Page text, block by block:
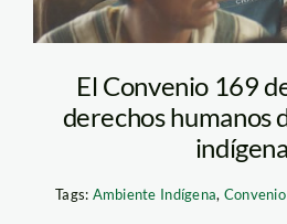
El Convenio 169
derechos humanos
Tags: Ambiente Indígena,